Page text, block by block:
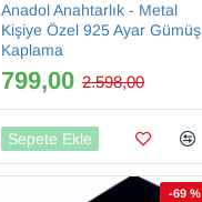
Anadol Anahtarlık - Metal
Kişiye Özel 925 Ayar Gümüş
Kaplama
799,00 2.598,00
Sepete Ekle
-69 %